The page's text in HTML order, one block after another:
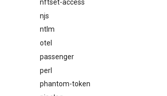
nftset-access
njs
ntlm
otel
passenger
perl
phantom-token